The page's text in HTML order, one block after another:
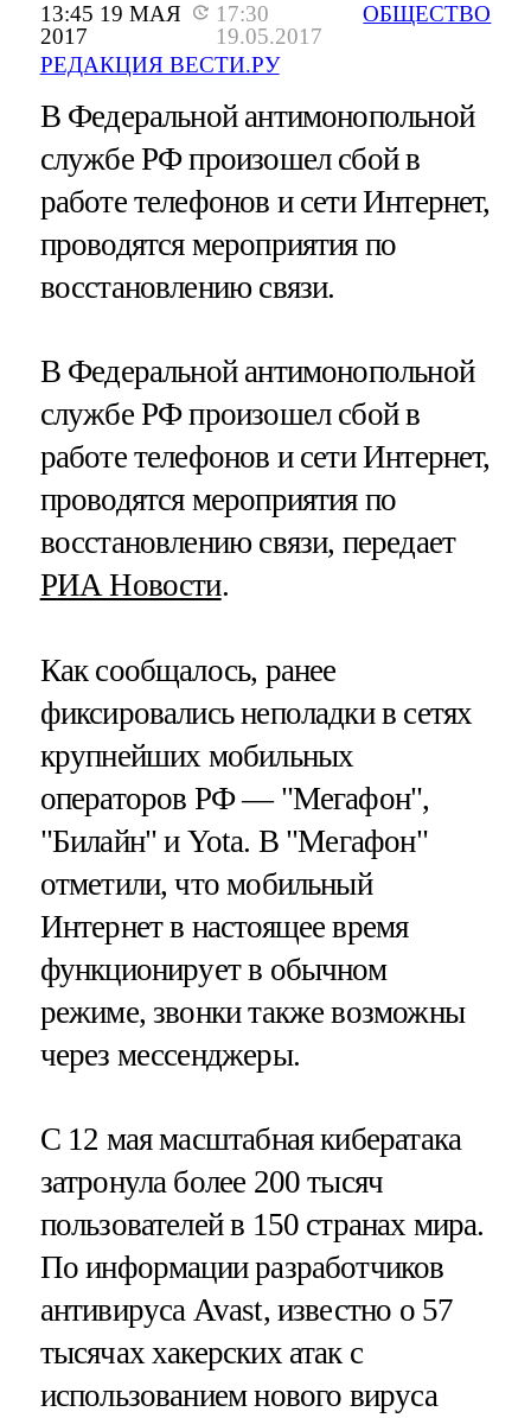
13:45 19 МАЯ
2017
17:30
19.05.2017
РЕДАКЦИЯ ВЕСТИ.РУ
ОБЩЕСТВО
В Федеральной антимонопольной
службе РФ произошел сбой в
работе телефонов и сети Интернет,
проводятся мероприятия по
восстановлению связи.
В Федеральной антимонопольной
службе РФ произошел сбой в
работе телефонов и сети Интернет,
проводятся мероприятия по
восстановлению связи, передает
РИА Новости.
Как сообщалось, ранее
фиксировались неполадки в сетях
крупнейших мобильных
операторов РФ — "Мегафон",
"Билайн" и Yota. В "Мегафон"
отметили, что мобильный
Интернет в настоящее время
функционирует в обычном
режиме, звонки также возможны
через мессенджеры.
С 12 мая масштабная кибератака
затронула более 200 тысяч
пользователей в 150 странах мира.
По информации разработчиков
антивируса Avast, известно о 57
тысячах хакерских атак с
использованием нового вируса